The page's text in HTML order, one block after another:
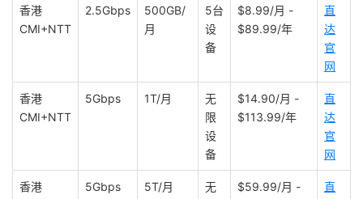
香港
CMI+NTT
2.5Gbps
500GB/
月
5台
设
备
$8.99/月 -
$89.99/年
直
达
官
网
香港
CMI+NTT
5Gbps 1T/月
无
限
设
备
$14.90/月 -
$113.99/年
直
达
官
网
香港
5Gbps 5T/月
无
$59.99/月 -
直